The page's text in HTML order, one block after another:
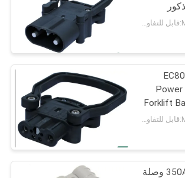
محطة قابل للتفاوض MOQ:قابل للتفاوض
Forklift
متوافقة عالية 350A وصلة